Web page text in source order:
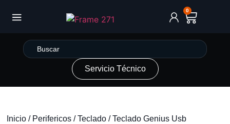
0
Servicio Técnico
Inicio / Perifericos /Teclado / Teclado Genius Usb